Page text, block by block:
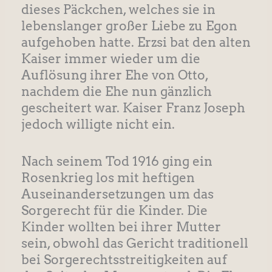
dieses Päckchen, welches sie in
lebenslanger großer Liebe zu Egon
aufgehoben hatte. Erzsi bat den alten
Kaiser immer wieder um die
Auflösung ihrer Ehe von Otto,
nachdem die Ehe nun gänzlich
gescheitert war. Kaiser Franz Joseph
jedoch willigte nicht ein.
Nach seinem Tod 1916 ging ein
Rosenkrieg los mit heftigen
Auseinandersetzungen um das
Sorgerecht für die Kinder. Die
Kinder wollten bei ihrer Mutter
sein, obwohl das Gericht traditionell
bei Sorgerechtsstreitigkeiten auf